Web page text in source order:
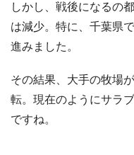
しかし、戦後になるの
は減少。特に、千葉県
進みました。
その結果、大手の牧場
転。現在のようにサラ
ですね。